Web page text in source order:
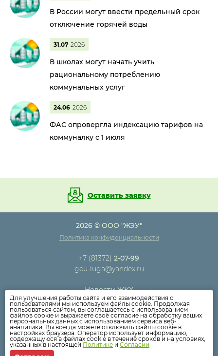
В России могут ввести предельный срок
отключение горячей воды
31.07 2026
В школах могут начать учить
рациональному потреблению
коммунальных услуг
24.06 2026
ФАС опровергла индексацию тарифов на
коммуналку с 1 июля
Оставить заявку
2026 © ООО "ЖЭУ"
Политика конфиденциальности
+7 (81372) 2-07-99
geu-luga@yandex.ru
Новости ЖКХ
Новости компании
Как оплатить
Дома
Раскрытие информации
Вопросы
Для улучшения работы сайта и его взаимодействия с
пользователями мы используем файлы cookie. Продолжая
пользоваться сайтом, вы соглашаетесь с использованием
файлов cookie и выражаете своё согласие на обработку ваших
персональных данных с использованием сервиса веб-
аналитики. Вы всегда можете отключить файлы cookie в
настройках браузера. Оператор использует информацию,
содержащуюся в файлах cookie в течение сроков и на условиях,
указанных в настоящей Политике и Согласии